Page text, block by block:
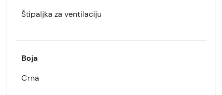
Štipaljka za ventilaciju
Boja
Crna